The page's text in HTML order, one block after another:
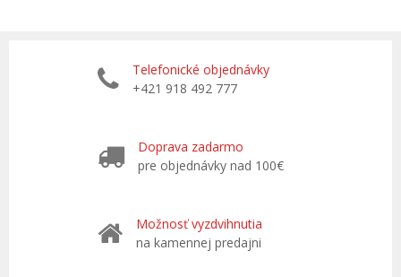
Telefonické objednávky
+421 918 492 777
Doprava zadarmo
pre objednávky nad 100€
Možnosť vyzdvihnutia
na kamennej predajni